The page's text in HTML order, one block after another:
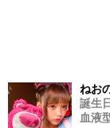
ねお
誕生
血液